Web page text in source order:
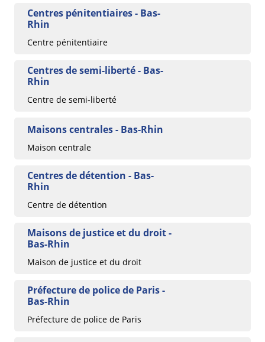
Centres pénitentiaires - Bas-
Rhin
Centre pénitentiaire
Centres de semi-liberté - Bas-
Rhin
Centre de semi-liberté
Maisons centrales - Bas-Rhin
Maison centrale
Centres de détention - Bas-
Rhin
Centre de détention
Maisons de justice et du droit -
Bas-Rhin
Maison de justice et du droit
Préfecture de police de Paris -
Bas-Rhin
Préfecture de police de Paris